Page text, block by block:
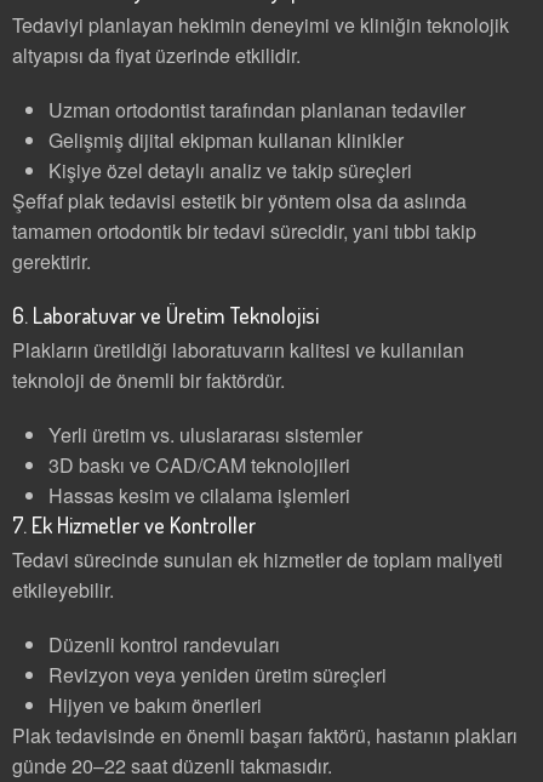
Tedaviyi planlayan hekimin deneyimi ve kliniğin teknolojik
altyapısı da fiyat üzerinde etkilidir.
Uzman ortodontist tarafından planlanan tedaviler
Gelişmiş dijital ekipman kullanan klinikler
Kişiye özel detaylı analiz ve takip süreçleri
Şeffaf plak tedavisi estetik bir yöntem olsa da aslında
tamamen ortodontik bir tedavi sürecidir, yani tıbbi takip
gerektirir.
6. Laboratuvar ve Üretim Teknolojisi
Plakların üretildiği laboratuvarın kalitesi ve kullanılan
teknoloji de önemli bir faktördür.
Yerli üretim vs. uluslararası sistemler
3D baskı ve CAD/CAM teknolojileri
Hassas kesim ve cilalama işlemleri
7. Ek Hizmetler ve Kontroller
Tedavi sürecinde sunulan ek hizmetler de toplam maliyeti
etkileyebilir.
Düzenli kontrol randevuları
Revizyon veya yeniden üretim süreçleri
Hijyen ve bakım önerileri
Plak tedavisinde en önemli başarı faktörü, hastanın plakları
günde 20–22 saat düzenli takmasıdır.